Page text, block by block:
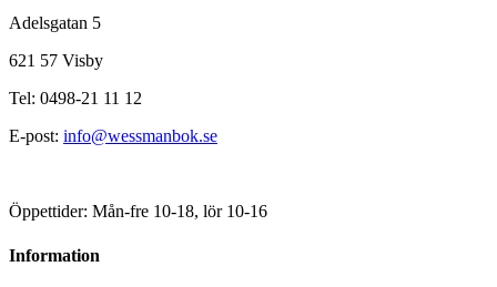
Adelsgatan 5
621 57 Visby
Tel: 0498-21 11 12
E-post: info@wessmanbok.se
Öppettider: Mån-fre 10-18, lör 10-16
Information